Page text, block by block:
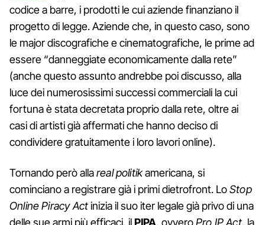
codice a barre, i prodotti le cui aziende finanziano il
progetto di legge. Aziende che, in questo caso, sono
le major discografiche e cinematografiche, le prime ad
essere “danneggiate economicamente dalla rete”
(anche questo assunto andrebbe poi discusso, alla
luce dei numerosissimi successi commerciali la cui
fortuna è stata decretata proprio dalla rete, oltre ai
casi di artisti già affermati che hanno deciso di
condividere gratuitamente i loro lavori online).
Tornando però allareal politikamericana, si
cominciano a registrare già i primi dietrofront. LoStop
Online Piracy Actinizia il suo iter legale già privo di una
delle sue armi più efficaci, ilPIPA, ovveroPro IP Act, la